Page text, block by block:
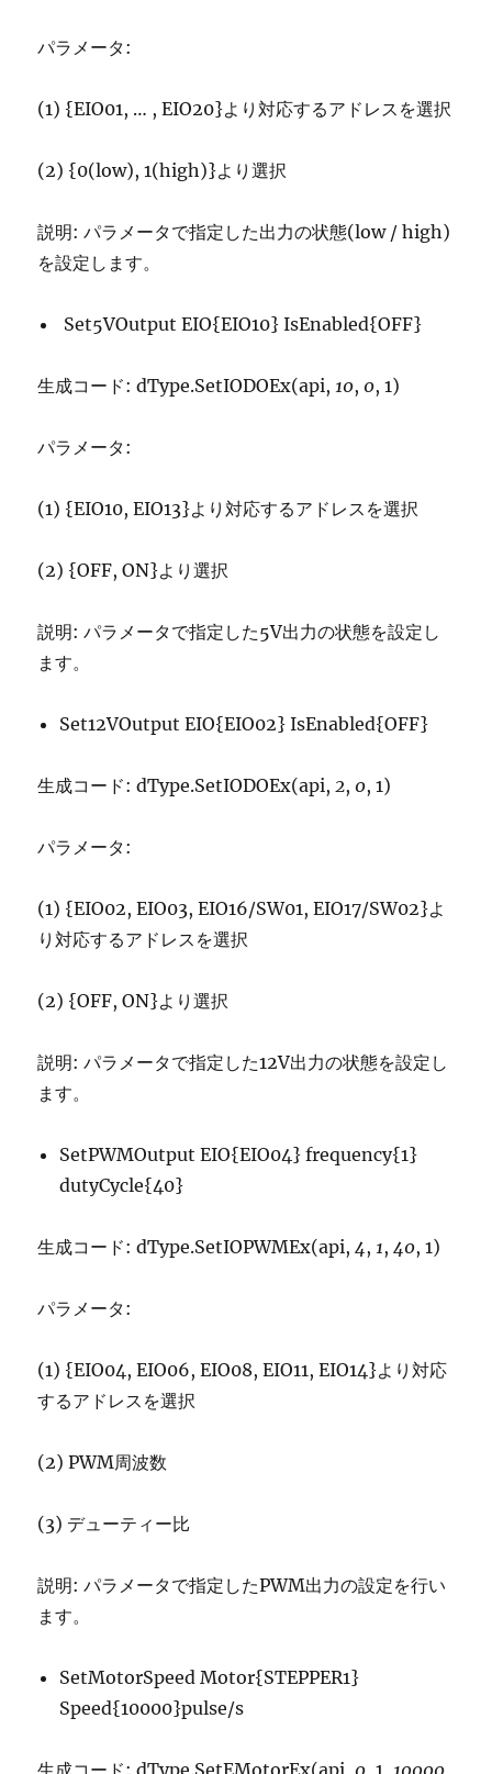
パラメータ:
(1) {EIO01, … , EIO20}より対応するアドレスを選択
(2) {0(low), 1(high)}より選択
説明: パラメータで指定した出力の状態(low / high)
を設定します。
Set5VOutput EIO{EIO10} IsEnabled{OFF}
生成コード: dType.SetIODOEx(api,10,0, 1)
パラメータ:
(1) {EIO10, EIO13}より対応するアドレスを選択
(2) {OFF, ON}より選択
説明: パラメータで指定した5V出力の状態を設定し
ます。
Set12VOutput EIO{EIO02} IsEnabled{OFF}
生成コード: dType.SetIODOEx(api,2,0, 1)
パラメータ:
(1) {EIO02, EIO03, EIO16/SW01, EIO17/SW02}よ
り対応するアドレスを選択
(2) {OFF, ON}より選択
説明: パラメータで指定した12V出力の状態を設定し
ます。
SetPWMOutput EIO{EIO04} frequency{1}
dutyCycle{40}
生成コード: dType.SetIOPWMEx(api,4,1,40, 1)
パラメータ:
(1) {EIO04, EIO06, EIO08, EIO11, EIO14}より対応
するアドレスを選択
(2) PWM周波数
(3) デューティー比
説明: パラメータで指定したPWM出力の設定を行い
ます。
SetMotorSpeed Motor{STEPPER1}
Speed{10000}pulse/s